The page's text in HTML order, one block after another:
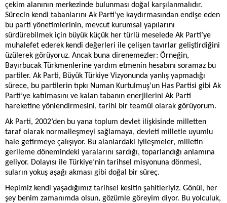
çekim alanının merkezinde bulunması doğal karşılanmalıdır.
Sürecin kendi tabanlarını Ak Parti’ye kaydırmasından endişe eden
bu parti yönetimlerinin, mevcut kurumsal yapılarını
sürdürebilmek için büyük küçük her türlü meselede Ak Parti’ye
muhalefet ederek kendi değerleri ile çelişen tavırlar geliştirdiğini
üzülerek görüyoruz. Ancak buna direnemezler: Örneğin,
Bayırbucak Türkmenlerine yardım etmenin hesabını soramaz bu
partiler. Ak Parti, Büyük Türkiye Vizyonunda yanlış yapmadığı
sürece, bu partilerin tıpkı Numan Kurtulmuş’un Has Partisi gibi Ak
Parti’ye katılmasını ve kalan tabanın enerjilerini Ak Parti
hareketine yönlendirmesini, tarihi bir teamül olarak görüyorum.
Ak Parti, 2002’den bu yana toplum devlet ilişkisinde milletten
taraf olarak normalleşmeyi sağlamaya, devleti milletle uyumlu
hale getirmeye çalışıyor. Bu alanlardaki iyileşmeler, milletin
gerileme dönemindeki yaralarını sardığı, toparlandığı anlamına
geliyor. Dolayısı ile Türkiye’nin tarihsel misyonuna dönmesi,
suların yokuş aşağı akması gibi doğal bir süreç.
Hepimiz kendi yaşadığımız tarihsel kesitin şahitleriyiz. Gönül, her
şey benim zamanımda olsun, gözümle göreyim diyor. Bu yolculuk,